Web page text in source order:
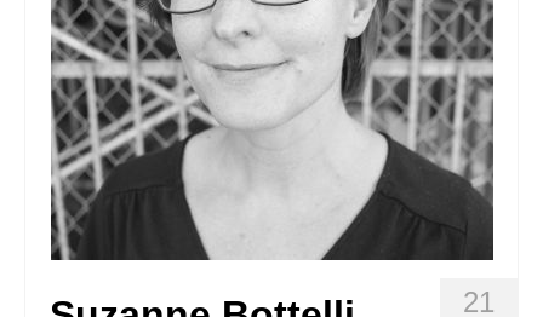
Idioma:
21